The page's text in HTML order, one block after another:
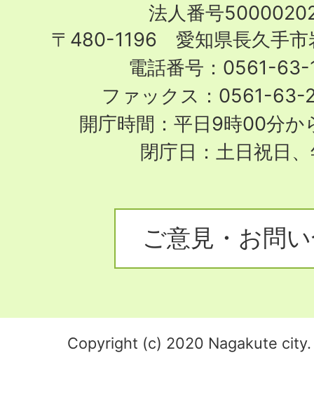
City
法人番号
〒480-1196 愛知県長久手市
電話番号：0561-63-
ファックス：0561-63-
開庁時間：平日9時00分か
閉庁日：土日祝日
ご意見・お問
Copyright (c) 2020 Nagakute